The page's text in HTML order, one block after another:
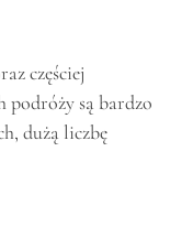
częściej
podróży są bardzo
dużą liczbę